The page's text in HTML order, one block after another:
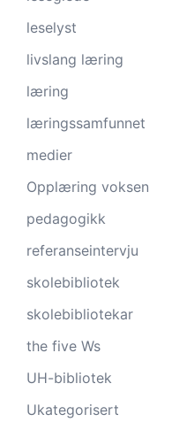
leselyst
livslang læring
læring
læringssamfunnet
medier
Opplæring voksen
pedagogikk
referanseintervju
skolebibliotek
skolebibliotekar
the five Ws
UH-bibliotek
Ukategorisert